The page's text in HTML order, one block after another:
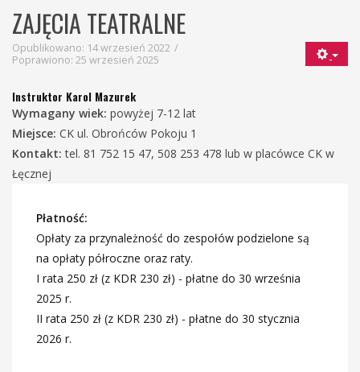
ZAJĘCIA TEATRALNE
Opublikowano: 14 wrzesień 2022
Poprawiono: 25 wrzesień 2025
Instruktor Karol Mazurek
Wymagany wiek: powyżej 7-12 lat
Miejsce: CK ul. Obrońców Pokoju 1
Kontakt:tel. 81 752 15 47, 508 253 478 lub w placówce CK w
Łęcznej
Płatność:
Opłaty za przynależność do zespołów podzielone są
na opłaty półroczne oraz raty.
I rata 250 zł (z KDR 230 zł) - płatne do 30 września
2025 r.
II rata 250 zł (z KDR 230 zł) - płatne do 30 stycznia
2026 r.